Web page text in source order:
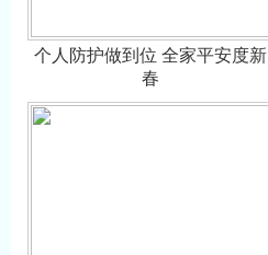
个人防护做到位 全家平安度新
春